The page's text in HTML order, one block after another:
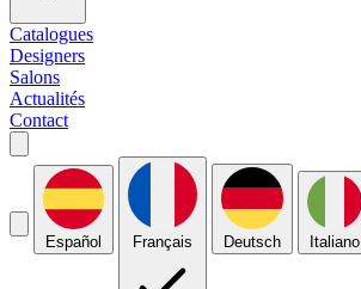
Catalogues
Designers
Salons
Actualités
Contact
Español Français Deutsch Italiano